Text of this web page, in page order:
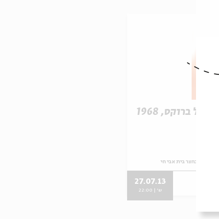
מל ברוקס, 1968
לאור ירח בחצר בית אבי חי
27.07.13
ש' | 22:00